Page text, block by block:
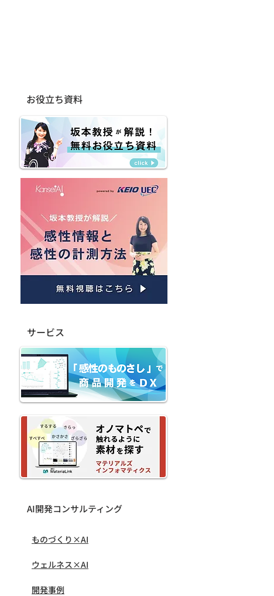
​お役立ち資料
サービス
AI開発コンサルティング
ものづくり×AI​
ウェルネス×AI
開発事例